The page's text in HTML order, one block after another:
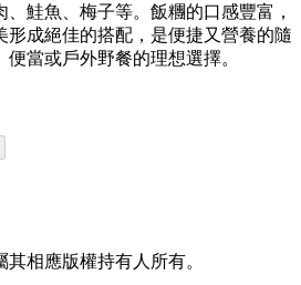
鮭魚、梅子等。飯糰的口感豐富，
形成絕佳的搭配，是便捷又營養的隨
當或戶外野餐的理想選擇。
相應版權持有人所有。